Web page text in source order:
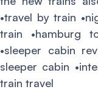
•travel by train
train •hamburg
•sleeper cabin
sleeper cabin
train travel